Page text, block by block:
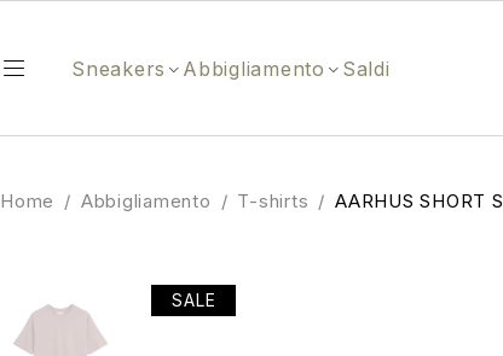
Sneakers Abbigliamento Saldi
Home / Abbigliamento / T-shirts / AARHUS SHORT
SALE